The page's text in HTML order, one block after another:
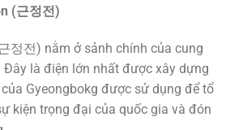
(근정전)
정전) nằm ở sảnh chính của cung
Đây là điện lớn nhất được xây dựng
Gyeongbokg được sử dụng để tổ
kiện trọng đại của quốc gia và đón